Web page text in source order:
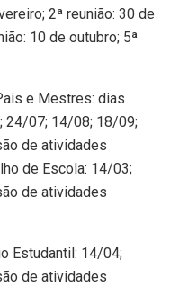
2ª reunião: 30 de
10 de outubro; 5ª
e Mestres: dias
24/07; 14/08; 18/09;
de atividades
de Escola: 14/03;
de atividades
Estudantil: 14/04;
de atividades